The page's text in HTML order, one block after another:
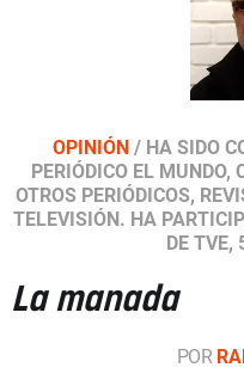
OPINIÓN / HA SIDO
PERIÓDICO EL MUNDO,
OTROS PERIÓDICOS,
TELEVISIÓN. HA
DE TVE,
La manada
POR